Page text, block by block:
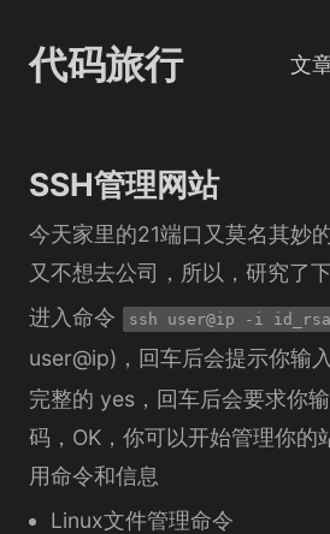
代码旅行 文
SSH管理网站
今天家里的21端口又莫名其妙
又不想去公司，所以，研究了
进入命令
ssh user@ip -i id_rsa
user@ip)，回车后会提示你输入
完整的 yes，回车后会要求你
码，OK，你可以开始管理你的
用命令和信息
Linux文件管理命令